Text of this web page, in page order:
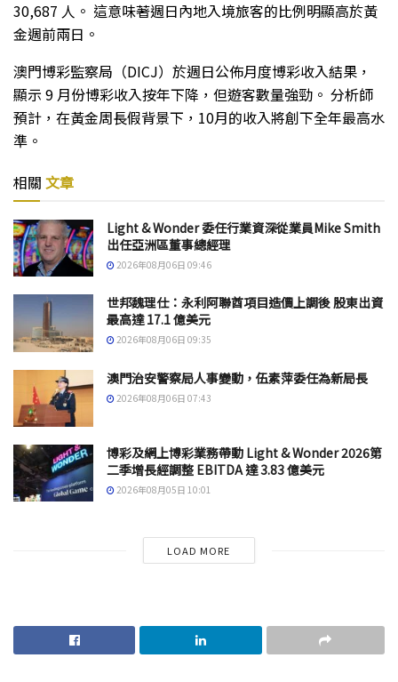
30,687 人。 這意味著週日內地入境旅客的比例明顯高於黃
金週前兩日。
澳門博彩監察局（DICJ）於週日公佈月度博彩收入結果，
顯示 9 月份博彩收入按年下降，但遊客數量強勁。 分析師
預計，在黃金周長假背景下，10月的收入將創下全年最高水
準。
相關 文章
Light & Wonder 委任行業資深從業員Mike Smith
出任亞洲區董事總經理
2026年08月06日 09:46
世邦魏理仕：永利阿聯酋項目造價上調後 股東出資
最高達 17.1 億美元
2026年08月06日 09:35
澳門治安警察局人事變動，伍素萍委任為新局長
2026年08月06日 07:43
博彩及網上博彩業務帶動 Light & Wonder 2026第
二季增長經調整 EBITDA 達 3.83 億美元
2026年08月05日 10:01
LOAD MORE